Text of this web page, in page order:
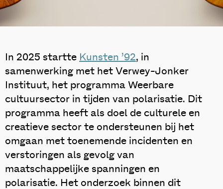
In 2025 startte Kunsten ’92, in
samenwerking met het Verwey-Jonker
Instituut, het programma Weerbare
cultuursector in tijden van polarisatie. Dit
programma heeft als doel de culturele en
creatieve sector te ondersteunen bij het
omgaan met toenemende incidenten en
verstoringen als gevolg van
maatschappelijke spanningen en
polarisatie. Het onderzoek binnen dit